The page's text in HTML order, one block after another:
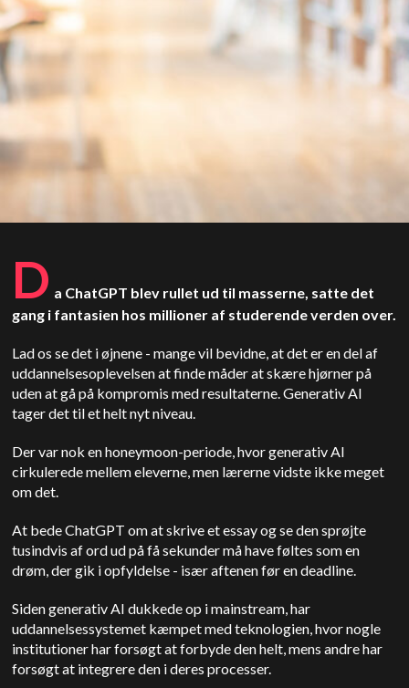
D a ChatGPT blev rullet ud til masserne, satte det
gang i fantasien hos millioner af studerende verden over.
Lad os se det i øjnene - mange vil bevidne, at det er en del af
uddannelsesoplevelsen at finde måder at skære hjørner på
uden at gå på kompromis med resultaterne. Generativ AI
tager det til et helt nyt niveau.
Der var nok en honeymoon-periode, hvor generativ AI
cirkulerede mellem eleverne, men lærerne vidste ikke meget
om det.
At bede ChatGPT om at skrive et essay og se den sprøjte
tusindvis af ord ud på få sekunder må have føltes som en
drøm, der gik i opfyldelse - især aftenen før en deadline.
Siden generativ AI dukkede op i mainstream, har
uddannelsessystemet kæmpet med teknologien, hvor nogle
institutioner har forsøgt at forbyde den helt, mens andre har
forsøgt at integrere den i deres processer.